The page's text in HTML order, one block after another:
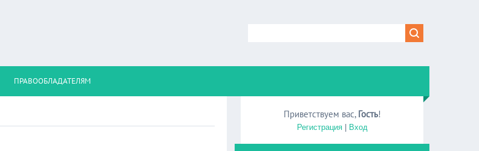
ПРАВООБЛАДАТЕЛЯМ
Приветствуем вас, Гость!
Регистрация| Вход